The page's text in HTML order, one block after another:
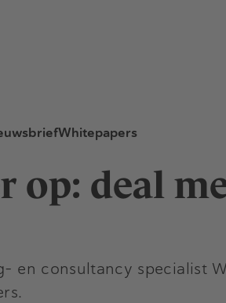
Whitepapers
op: deal
en consultancy specialist